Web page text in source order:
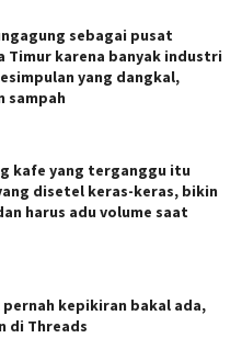
sebagai pusat
Timur karena banyak industri
yang dangkal,
sampah
kafe yang terganggu itu
disetel keras-keras, bikin
harus adu volume saat
pernah kepikiran bakal ada,
di Threads